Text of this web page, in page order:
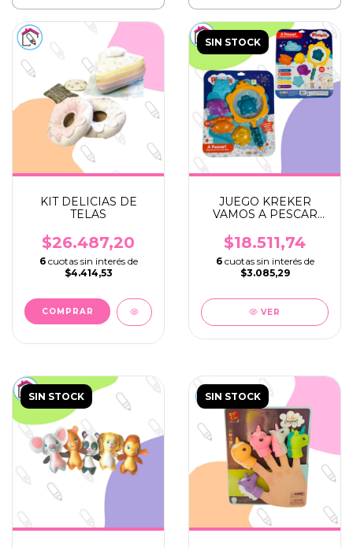
KIT DELICIAS DE
TELAS
$26.487,20
6 cuotas sin interés de
$4.414,53
SIN STOCK
JUEGO KREKER
VAMOS A PESCAR
$18.511,74
6 cuotas sin interés de
$3.085,29
VER
SIN STOCK SIN STOCK